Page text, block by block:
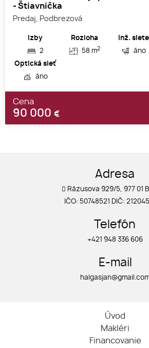
- Štiavnička
Predaj, Podbrezová
Izby
2
Rozloha
58 m2
Inž. siete
áno
Optická sieť
áno
Cena
90 000 €
Adresa
Rázusova 929/5, 977 01
IČO: 50748521 DIČ:
Telefón
+421 948 336 606
E-mail
Úvod
Makléri
Financovanie